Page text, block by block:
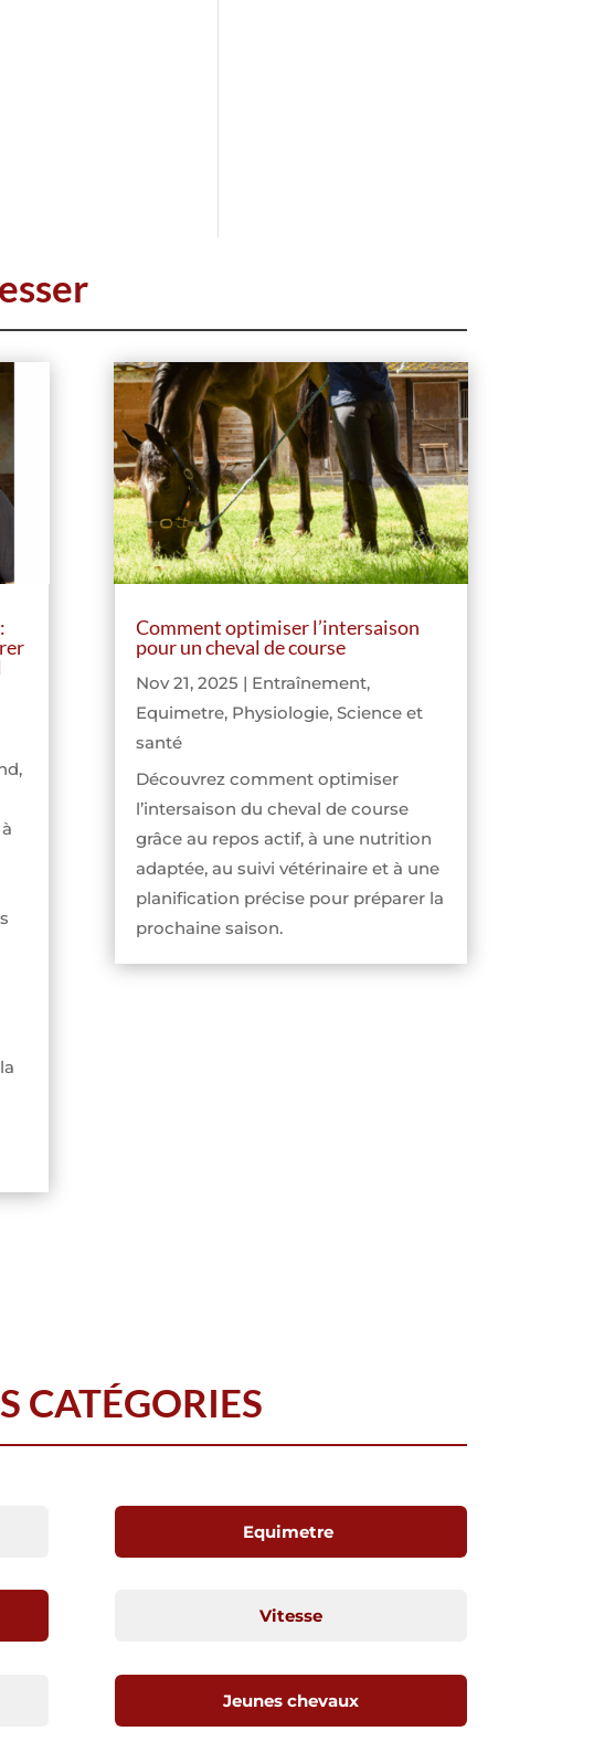
Comment optimiser l’intersaison
pour un cheval de course
Nov 21, 2025 | Entraînement,
Equimetre, Physiologie, Science et
santé
Découvrez comment optimiser
l’intersaison du cheval de course
grâce au repos actif, à une nutrition
adaptée, au suivi vétérinaire et à une
planification précise pour préparer la
prochaine saison.
CATÉGORIES
Equimetre
Vitesse
Jeunes chevaux